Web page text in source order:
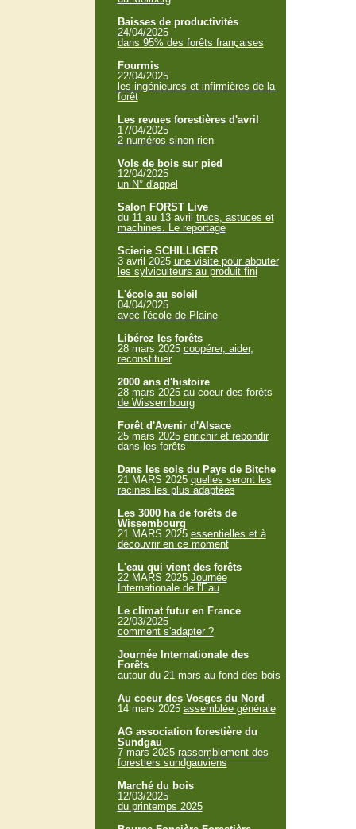
Baisses de productivités
24/04/2025
dans 95% des forêts françaises
Fourmis
22/04/2025
les ingénieures et infirmières de la
forêt
Les revues forestières d'avril
17/04/2025
2 numéros sinon rien
Vols de bois sur pied
12/04/2025
un N° d'appel
Salon FORST Live
du 11 au 13 avril trucs, astuces et
machines. Le reportage
Scierie SCHILLIGER
3 avril 2025 une visite pour abouter
les sylviculteurs au produit fini
L'école au soleil
04/04/2025
avec l'école de Plaine
Libérez les forêts
28 mars 2025 coopérer, aider,
reconstituer
2000 ans d'histoire
28 mars 2025 au coeur des forêts
de Wissembourg
Forêt d'Avenir d'Alsace
25 mars 2025 enrichir et rebondir
dans les forêts
Dans les sols du Pays de Bitche
21 MARS 2025 quelles seront les
racines les plus adaptées
Les 3000 ha de forêts de
Wissembourg
21 MARS 2025 essentielles et à
découvrir en ce moment
L'eau qui vient des forêts
22 MARS 2025 Journée
Internationale de l'Eau
Le climat futur en France
22/03/2025
comment s'adapter ?
Journée Internationale des
Forêts
autour du 21 mars au fond des bois
Au coeur des Vosges du Nord
14 mars 2025 assemblée générale
AG association forestière du
Sundgau
7 mars 2025 rassemblement des
forestiers sundgauviens
Marché du bois
12/03/2025
du printemps 2025